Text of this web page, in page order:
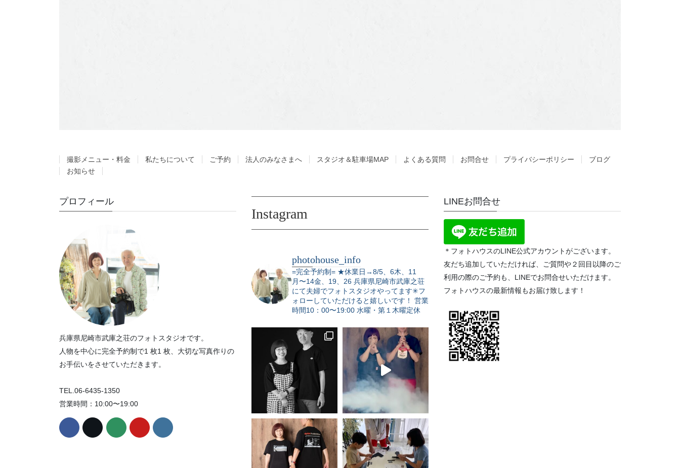
撮影メニュー・料金 私たちについて ご予約 法人のみなさまへ スタジオ＆駐車場MAP よくある質問 お問合せ プライバシーポリシー
ブログ
お知らせ
プロフィール
兵庫県尼崎市武庫之荘のフォトスタジオです。
人物を中心に完全予約制で1 枚1 枚、大切な写真作りの
お手伝いをさせていただきます。
TEL.06-6435-1350
営業時間：10:00〜19:00
Instagram
photohouse_info
=完全予約制= ★休業日→8/5、6木、11
月〜14金、19、26 兵庫県尼崎市武庫之荘
にて夫婦でフォトスタジオやってます✳︎フ
ォローしていただけると嬉しいです！ 営業
時間10：00〜19:00 水曜・第１木曜定休
LINEお問合せ
＊フォトハウスのLINE公式アカウントがございます。
友だち追加していただければ、ご質問や２回目以降のご
利用の際のご予約も、LINEでお問合せいただけます。
フォトハウスの最新情報もお届け致します！